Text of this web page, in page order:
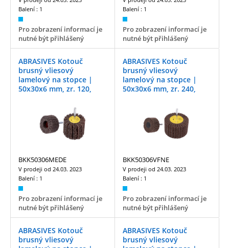
Balení : 1
Pro zobrazení informací je
nutné být přihlášený
Balení : 1
Pro zobrazení informací je
nutné být přihlášený
ABRASIVES Kotouč
brusný vliesový
lamelový na stopce |
50x30x6 mm, zr. 120,
BKK50306MEDE
V prodeji od 24.03. 2023
Balení : 1
Pro zobrazení informací je
nutné být přihlášený
ABRASIVES Kotouč
brusný vliesový
lamelový na stopce |
50x30x6 mm, zr. 240,
BKK50306VFNE
V prodeji od 24.03. 2023
Balení : 1
Pro zobrazení informací je
nutné být přihlášený
ABRASIVES Kotouč
brusný vliesový
ABRASIVES Kotouč
brusný vliesový